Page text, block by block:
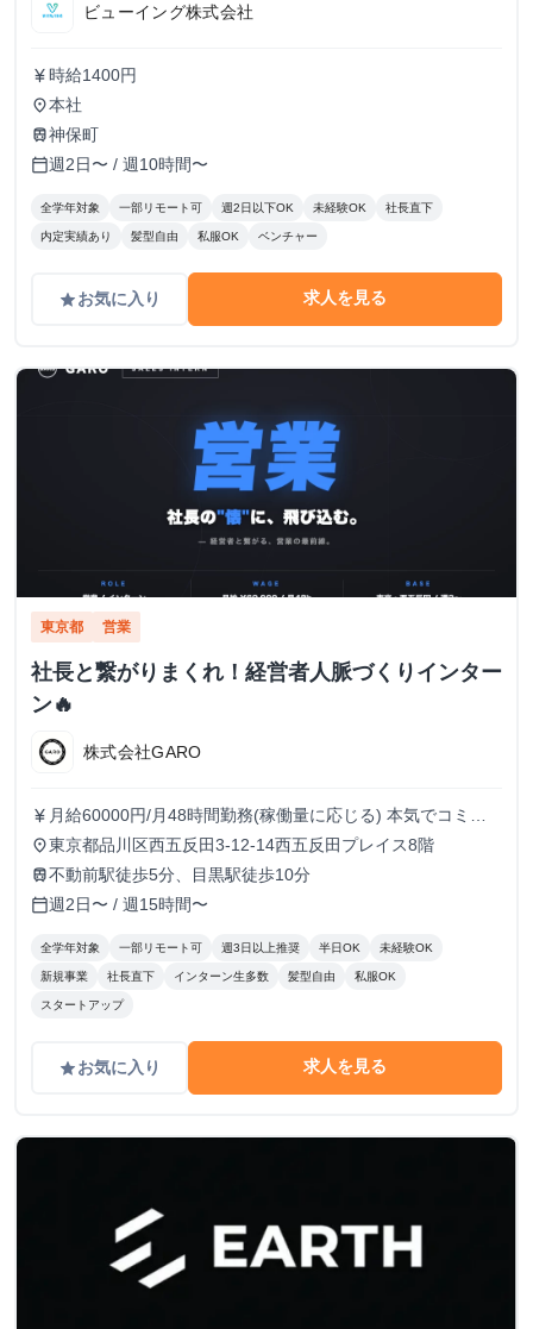
ビューイング株式会社
currency_yen 時給1400円
place本社
train神保町
calendar_today週2日〜 / 週10時間〜
全学年対象 一部リモート可 週2日以下OK 未経験OK 社長直下
内定実績あり 髪型自由 私服OK ベンチャー
gradeお気に入り 求人を見る
東京都 営業
社長と繋がりまくれ！経営者人脈づくりインター
ン🔥
株式会社GARO
currency_yen 月給60000円/月48時間勤務(稼働量に応じる) 本気でコミッ
トすれば、学生でも圧倒的な実績と報酬を得られる環境で
す！
place東京都品川区西五反田3-12-14西五反田プレイス8階
train不動前駅徒歩5分、目黒駅徒歩10分
calendar_today週2日〜 / 週15時間〜
全学年対象 一部リモート可 週3日以上推奨 半日OK 未経験OK
新規事業 社長直下 インターン生多数 髪型自由 私服OK
スタートアップ
gradeお気に入り 求人を見る